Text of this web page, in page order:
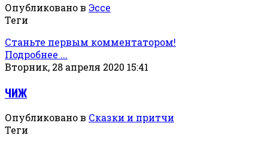
Опубликовано в Эссе
Теги
Станьте первым комментатором!
Подробнее ...
Вторник, 28 апреля 2020 15:41
ЧИЖ
Опубликовано в Сказки и притчи
Теги